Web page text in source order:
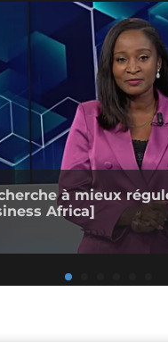
à mieux
Africa]